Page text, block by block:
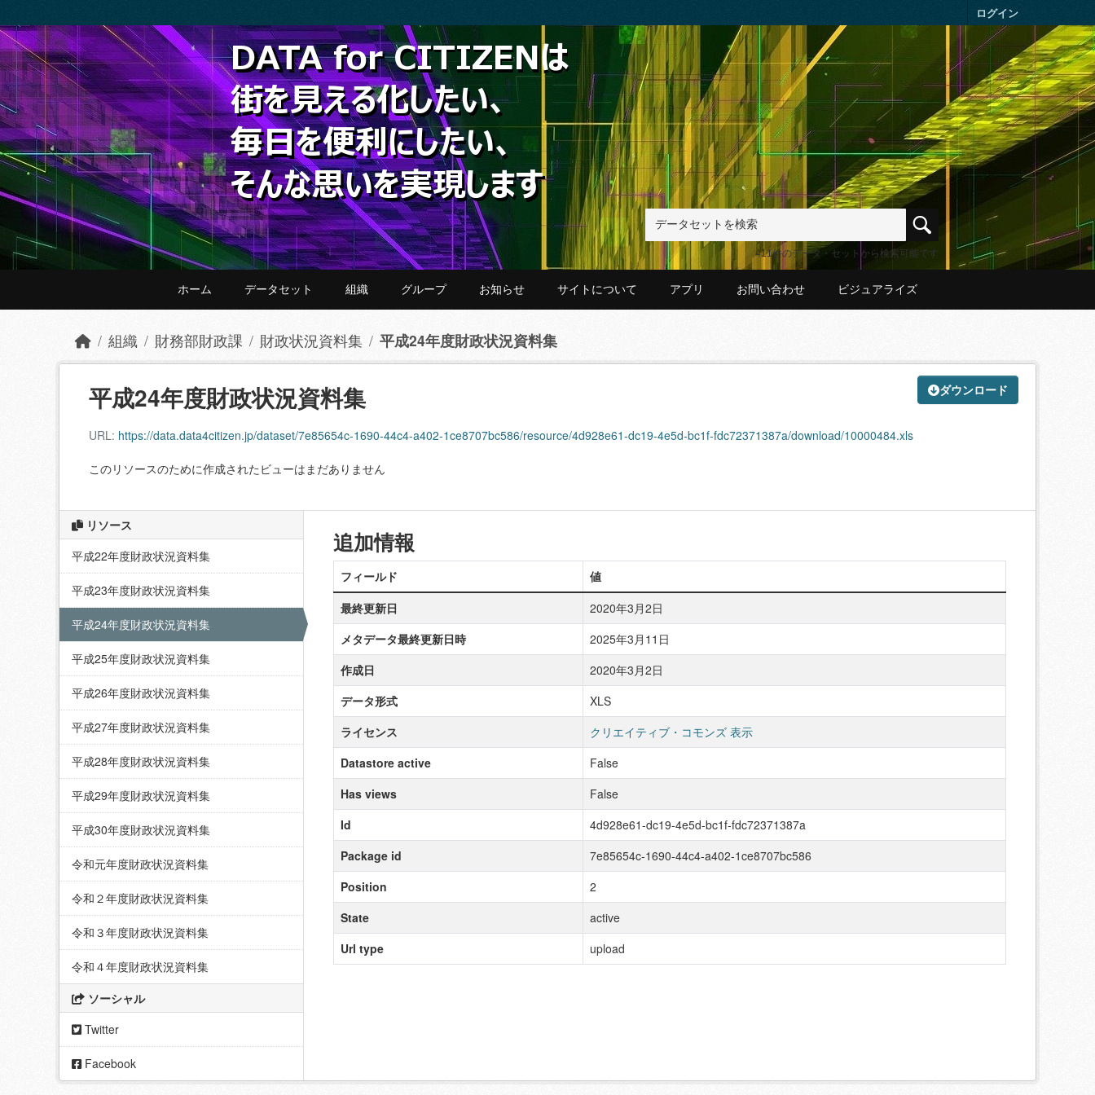
ログイン
411件のデータ・セットから検索可能です
ホーム データセット 組織 グループ お知らせ サイトについて アプリ お問い合わせ ビジュアライズ
組織 財務部財政課 財政状況資料集 平成24年度財政状況資料集
ダウンロード
平成24年度財政状況資料集
URL: https://data.data4citizen.jp/dataset/7e85654c-1690-44c4-a402-1ce8707bc586/resource/4d928e61-dc19-4e5d-bc1f-fdc72371387a/download/10000484.xls
このリソースのために作成されたビューはまだありません
リソース
平成22年度財政状況資料集
平成23年度財政状況資料集
平成24年度財政状況資料集
平成25年度財政状況資料集
平成26年度財政状況資料集
平成27年度財政状況資料集
平成28年度財政状況資料集
平成29年度財政状況資料集
平成30年度財政状況資料集
令和元年度財政状況資料集
令和２年度財政状況資料集
令和３年度財政状況資料集
令和４年度財政状況資料集
ソーシャル
Twitter
Facebook
追加情報
フィールド
値
最終更新日
2020年3月2日
メタデータ最終更新日時
2025年3月11日
作成日
2020年3月2日
データ形式
XLS
ライセンス
クリエイティブ・コモンズ 表示
Datastore active
False
Has views
False
Id
4d928e61-dc19-4e5d-bc1f-fdc72371387a
Package id
7e85654c-1690-44c4-a402-1ce8707bc586
Position
2
State
active
Url type
upload